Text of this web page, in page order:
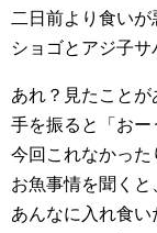
二日前より食いが
ショゴとアジ子サ
あれ？見たことが
手を振ると「おー
今回これなかった
お魚事情を聞く
あんなに入れ食